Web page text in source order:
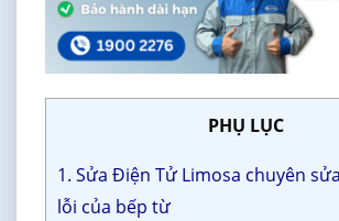
PHỤ LỤC
1. Sửa Điện Tử Limosa chuyên
lỗi của bếp từ